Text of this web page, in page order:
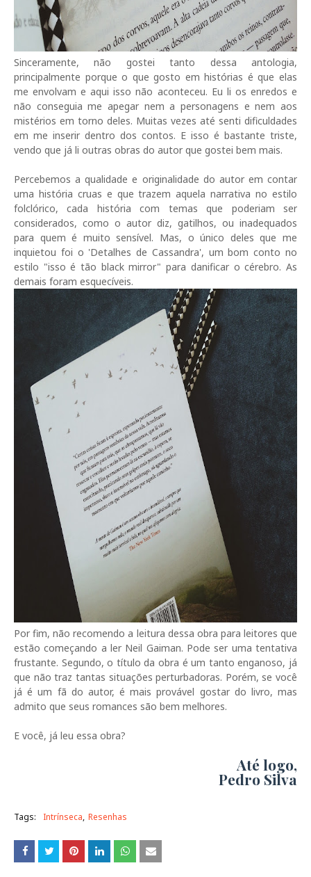
Sinceramente, não gostei tanto dessa antologia,
principalmente porque o que gosto em histórias é que elas
me envolvam e aqui isso não aconteceu. Eu li os enredos e
não conseguia me apegar nem a personagens e nem aos
mistérios em torno deles. Muitas vezes até senti dificuldades
em me inserir dentro dos contos. E isso é bastante triste,
vendo que já li outras obras do autor que gostei bem mais.
Percebemos a qualidade e originalidade do autor em contar
uma história cruas e que trazem aquela narrativa no estilo
folclórico, cada história com temas que poderiam ser
considerados, como o autor diz, gatilhos, ou inadequados
para quem é muito sensível. Mas, o único deles que me
inquietou foi o 'Detalhes de Cassandra', um bom conto no
estilo "isso é tão black mirror" para danificar o cérebro. As
demais foram esquecíveis.
Por fim, não recomendo a leitura dessa obra para leitores que
estão começando a ler Neil Gaiman. Pode ser uma tentativa
frustante. Segundo, o título da obra é um tanto enganoso, já
que não traz tantas situações perturbadoras. Porém, se você
já é um fã do autor, é mais provável gostar do livro, mas
admito que seus romances são bem melhores.
E você, já leu essa obra?
Até logo,
Pedro Silva
Tags: Intrínseca Resenhas